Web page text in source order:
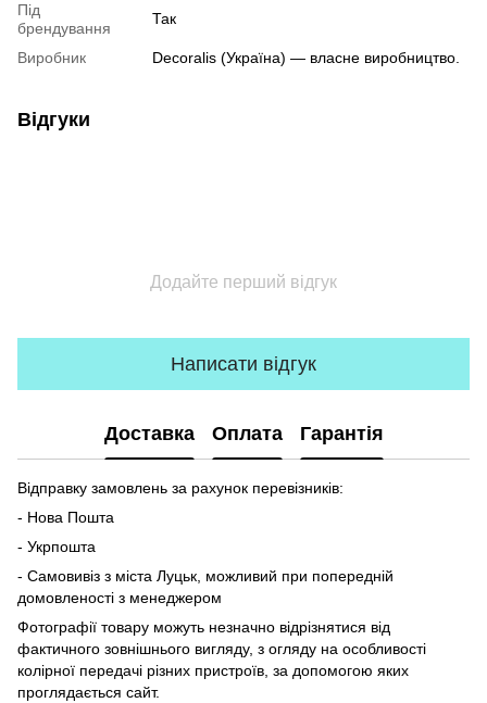
Під
брендування
Так
Виробник Decoralis (Україна) — власне виробництво.
Відгуки
Додайте перший відгук
Написати відгук
Доставка Оплата Гарантія
Відправку замовлень за рахунок перевізників:
- Нова Пошта
- Укрпошта
- Самовивіз з міста Луцьк, можливий при попередній
домовленості з менеджером
Фотографії товару можуть незначно відрізнятися від
фактичного зовнішнього вигляду, з огляду на особливості
колірної передачі різних пристроїв, за допомогою яких
проглядається сайт.